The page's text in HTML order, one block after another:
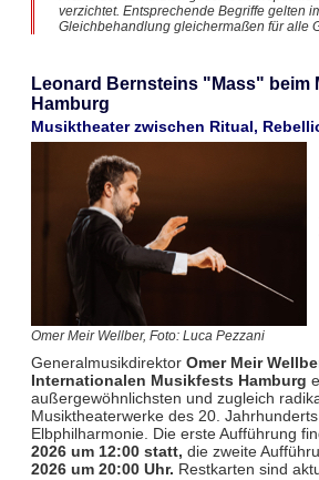
verzichtet. Entsprechende Begriffe gelten
Gleichbehandlung gleichermaßen für alle
Leonard Bernsteins "Mass" beim
Hamburg
Musiktheater zwischen Ritual,
Omer Meir Wellber, Foto: Luca Pezzani
Generalmusikdirektor Omer Meir
Internationalen Musikfests Hamburg
außergewöhnlichsten und zugleich
Musiktheaterwerke des 20.
Elbphilharmonie. Die erste Aufführung
2026 um 12:00 statt, die zweite
2026 um 20:00 Uhr. Restkarten sind